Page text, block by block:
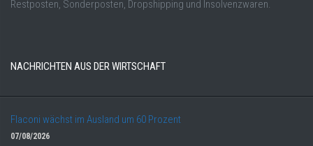
Restposten, Sonderposten, Dropshipping und Insolvenzwaren.
NACHRICHTEN AUS DER WIRTSCHAFT
Flaconi wächst im Ausland um 60 Prozent
07/08/2026